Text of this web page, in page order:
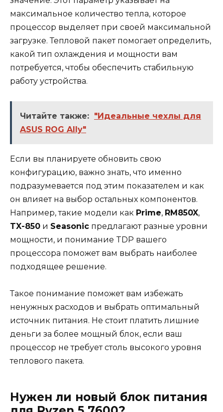
максимальное количество тепла, которое
процессор выделяет при своей максимальной
загрузке. Тепловой пакет помогает определить,
какой тип охлаждения и мощности вам
потребуется, чтобы обеспечить стабильную
работу устройства.
Читайте также: "Идеальные чехлы для
ASUS ROG Ally"
Если вы планируете обновить свою
конфигурацию, важно знать, что именно
подразумевается под этим показателем и как
он влияет на выбор остальных компонентов.
Например, такие модели как Prime, RM850X,
TX-850 и Seasonic предлагают разные уровни
мощности, и понимание TDP вашего
процессора поможет вам выбрать наиболее
подходящее решение.
Такое понимание поможет вам избежать
ненужных расходов и выбрать оптимальный
источник питания. Не стоит платить лишние
деньги за более мощный блок, если ваш
процессор не требует столь высокого уровня
теплового пакета.
Нужен ли новый блок питания